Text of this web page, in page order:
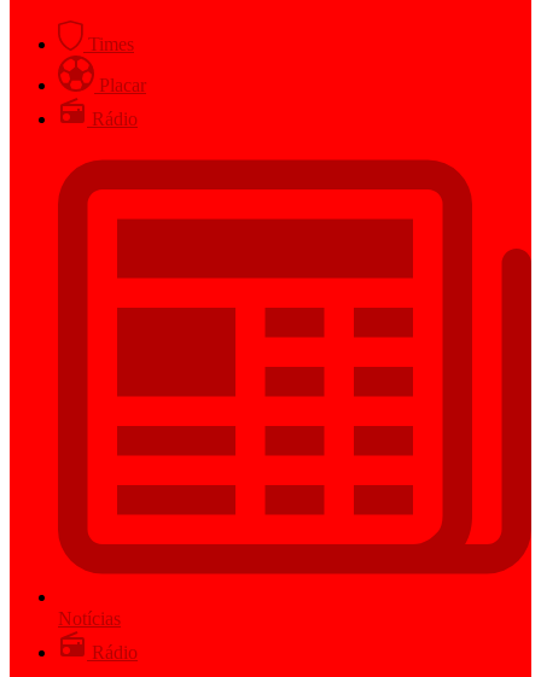
Times
Placar
Rádio
Notícias
Rádio